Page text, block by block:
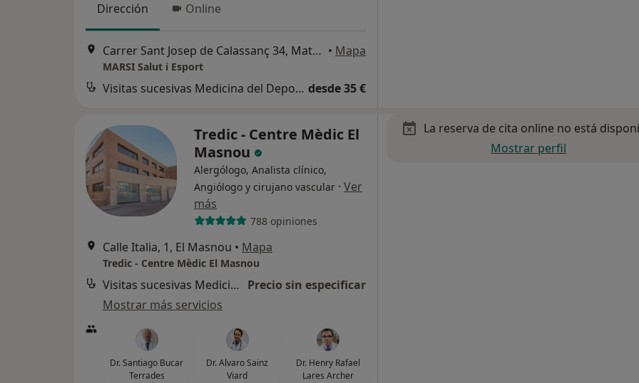
Dirección Online
Carrer Sant Josep de Calassanç 34, Mataró • Mapa
MARSI Salut i Esport
Visitas sucesivas Medicina del Deporte desde 35 €
Tredic - Centre Mèdic El
Masnou
Alergólogo, Analista clínico,
Angiólogo y cirujano vascular · Ver
más
788 opiniones
Calle Italia, 1, El Masnou • Mapa
Tredic - Centre Mèdic El Masnou
Visitas sucesivas Medicina del Deporte Precio sin especificar
Mostrar más servicios
Dr. Santiago Bucar
Terrades
Dr. Alvaro Sainz
Viard
Dr. Henry Rafael
Lares Archer
La reserva de cita online no está
Mostrar perfil